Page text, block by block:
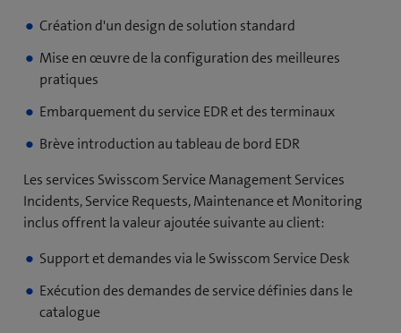
Création d'un design de solution standard
Mise en œuvre de la configuration des meilleures
pratiques
Embarquement du service EDR et des terminaux
Brève introduction au tableau de bord EDR
Les services Swisscom Service Management Services
Incidents, Service Requests, Maintenance et Monitoring
inclus offrent la valeur ajoutée suivante au client:
Support et demandes via le Swisscom Service Desk
Exécution des demandes de service définies dans le
catalogue